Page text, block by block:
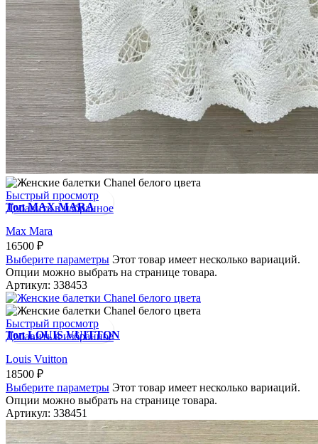
Быстрый просмотр
Добавить в избранное
Топ MAX MARA
Max Mara
16500 ₽
Выберите параметры Этот товар имеет несколько вариаций.
Опции можно выбрать на странице товара.
Артикул: 338453
Быстрый просмотр
Добавить в избранное
Топ LOUIS VUITTON
Louis Vuitton
18500 ₽
Выберите параметры Этот товар имеет несколько вариаций.
Опции можно выбрать на странице товара.
Артикул: 338451